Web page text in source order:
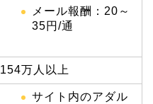
メール報酬：20～
35円/通
154万人以上
サイト内のアダル